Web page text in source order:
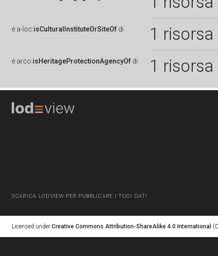
è a-loc:isCulturalInstituteOrSiteOf di 1 risorsa
è arco:isHeritageProtectionAgencyOf di 1 risorsa
SCARICA LODVIEW PER PUBBLICARE I TUOI DATI
Licensed under Creative Commons Attribution-ShareAlike 4.0 International